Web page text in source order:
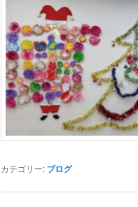
カテゴリー: ブログ